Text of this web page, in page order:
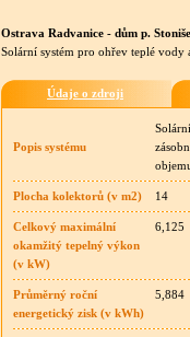
Ostrava Radvanice - dům p. Stoniše
Solární systém pro ohřev teplé vody
Údaje o zdroji
Popis systému
Plocha kolektorů (v m2) 14
Celkový maximální
okamžitý tepelný výkon
(v kW)
6,125
Průměrný roční
energetický zisk (v kWh)
5,884